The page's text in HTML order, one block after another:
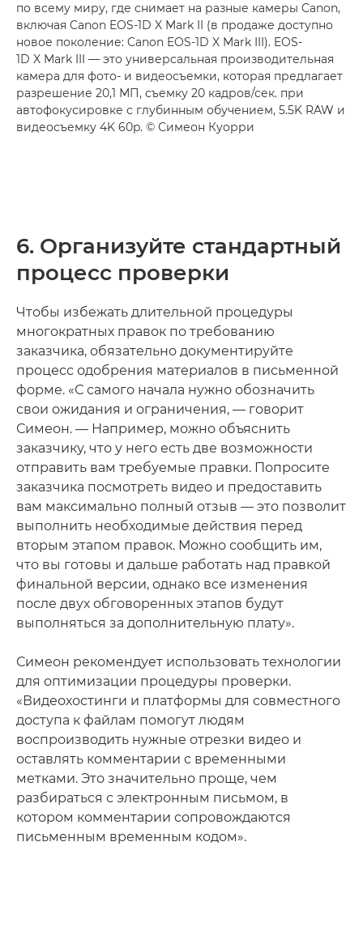
по всему миру, где снимает на разные камеры Canon,
включая Canon EOS-1D X Mark II (в продаже доступно
новое поколение: Canon EOS-1D X Mark III). EOS-
1D X Mark III — это универсальная производительная
камера для фото- и видеосъемки, которая предлагает
разрешение 20,1 МП, съемку 20 кадров/сек. при
автофокусировке с глубинным обучением, 5.5K RAW и
видеосъемку 4K 60p. © Симеон Куорри
6. Организуйте стандартный
процесс проверки
Чтобы избежать длительной процедуры
многократных правок по требованию
заказчика, обязательно документируйте
процесс одобрения материалов в письменной
форме. «С самого начала нужно обозначить
свои ожидания и ограничения, — говорит
Симеон. — Например, можно объяснить
заказчику, что у него есть две возможности
отправить вам требуемые правки. Попросите
заказчика посмотреть видео и предоставить
вам максимально полный отзыв — это позволит
выполнить необходимые действия перед
вторым этапом правок. Можно сообщить им,
что вы готовы и дальше работать над правкой
финальной версии, однако все изменения
после двух обговоренных этапов будут
выполняться за дополнительную плату».
Симеон рекомендует использовать технологии
для оптимизации процедуры проверки.
«Видеохостинги и платформы для совместного
доступа к файлам помогут людям
воспроизводить нужные отрезки видео и
оставлять комментарии с временными
метками. Это значительно проще, чем
разбираться с электронным письмом, в
котором комментарии сопровождаются
письменным временным кодом».